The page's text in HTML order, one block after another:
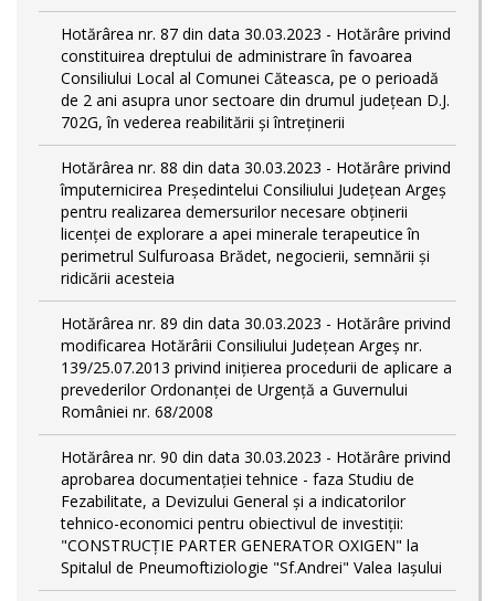
Hotărârea nr. 87 din data 30.03.2023 - Hotărâre privind
constituirea dreptului de administrare în favoarea
Consiliului Local al Comunei Căteasca, pe o perioadă
de 2 ani asupra unor sectoare din drumul județean D.J.
702G, în vederea reabilitării și întreținerii
Hotărârea nr. 88 din data 30.03.2023 - Hotărâre privind
împuternicirea Președintelui Consiliului Județean Argeș
pentru realizarea demersurilor necesare obținerii
licenței de explorare a apei minerale terapeutice în
perimetrul Sulfuroasa Brădet, negocierii, semnării și
ridicării acesteia
Hotărârea nr. 89 din data 30.03.2023 - Hotărâre privind
modificarea Hotărârii Consiliului Județean Argeș nr.
139/25.07.2013 privind inițierea procedurii de aplicare a
prevederilor Ordonanței de Urgență a Guvernului
României nr. 68/2008
Hotărârea nr. 90 din data 30.03.2023 - Hotărâre privind
aprobarea documentației tehnice - faza Studiu de
Fezabilitate, a Devizului General și a indicatorilor
tehnico-economici pentru obiectivul de investiții:
"CONSTRUCȚIE PARTER GENERATOR OXIGEN" la
Spitalul de Pneumoftiziologie "Sf.Andrei" Valea Iașului